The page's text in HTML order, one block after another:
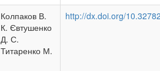
Колпаков В.
К. Євтушенко
Д. С.
Титаренко М.
http://dx.doi.org/